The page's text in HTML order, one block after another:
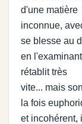
d'une matière
inconnue,
se blesse au
en
rétablit très
vite... mais
la fois
et incohérent,